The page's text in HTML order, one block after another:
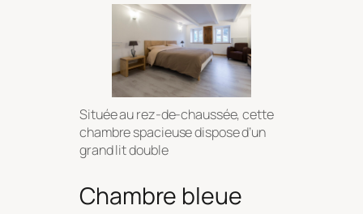
Située au rez-de-chaussée, cette
chambre spacieuse dispose d’un
grand lit double
Chambre bleue